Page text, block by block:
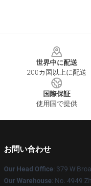
世界中に配送
200カ国以上に配送
国際保証
使用国で提供
お問い合わせ
Our Head Office: 379 W
Our Warehouse: No. 4949